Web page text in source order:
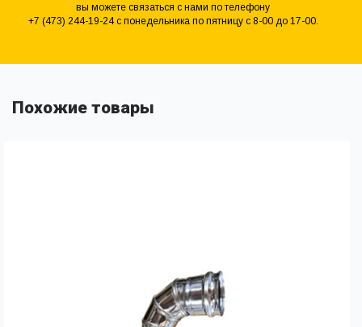
вы можете связаться с нами по телефону
+7 (473) 244-19-24 с понедельника по пятницу с 8-00 до 17-00.
Похожие товары